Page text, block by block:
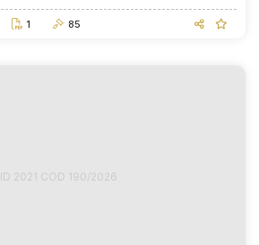
1 85
ID 2021 COD 190/2026